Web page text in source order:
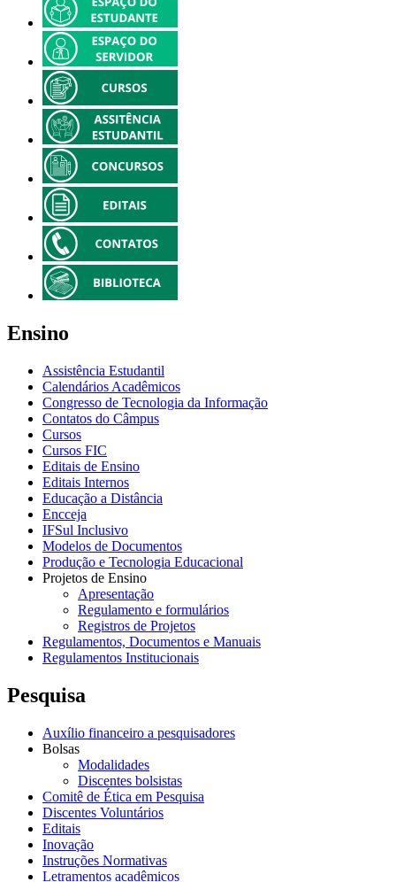
Ensino
Assistência Estudantil
Calendários Acadêmicos
Congresso de Tecnologia da Informação
Contatos do Câmpus
Cursos
Cursos FIC
Editais de Ensino
Editais Internos
Educação a Distância
Encceja
IFSul Inclusivo
Modelos de Documentos
Produção e Tecnologia Educacional
Projetos de Ensino
Apresentação
Regulamento e formulários
Registros de Projetos
Regulamentos, Documentos e Manuais
Regulamentos Institucionais
Pesquisa
Auxílio financeiro a pesquisadores
Bolsas
Modalidades
Discentes bolsistas
Comitê de Ética em Pesquisa
Discentes Voluntários
Editais
Inovação
Instruções Normativas
Letramentos acadêmicos